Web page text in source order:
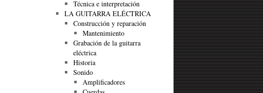
Técnica e interpretación
LA GUITARRA ELÉCTRICA
Construcción y reparación
Mantenimiento
Grabación de la guitarra
eléctrica
Historia
Sonido
Amplificadores